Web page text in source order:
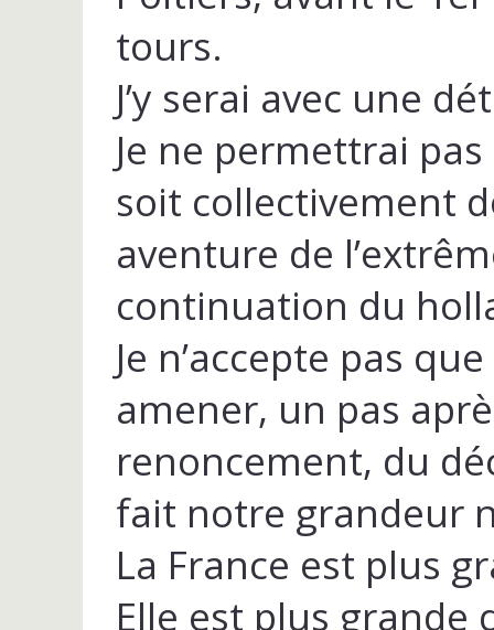
tours.
J’y serai avec une
Je ne permettrai
soit collectivement
aventure de
continuation du
Je n’accepte pas
amener, un pas
renoncement, du
fait notre grandeur
La France est plus
Elle est plus grande